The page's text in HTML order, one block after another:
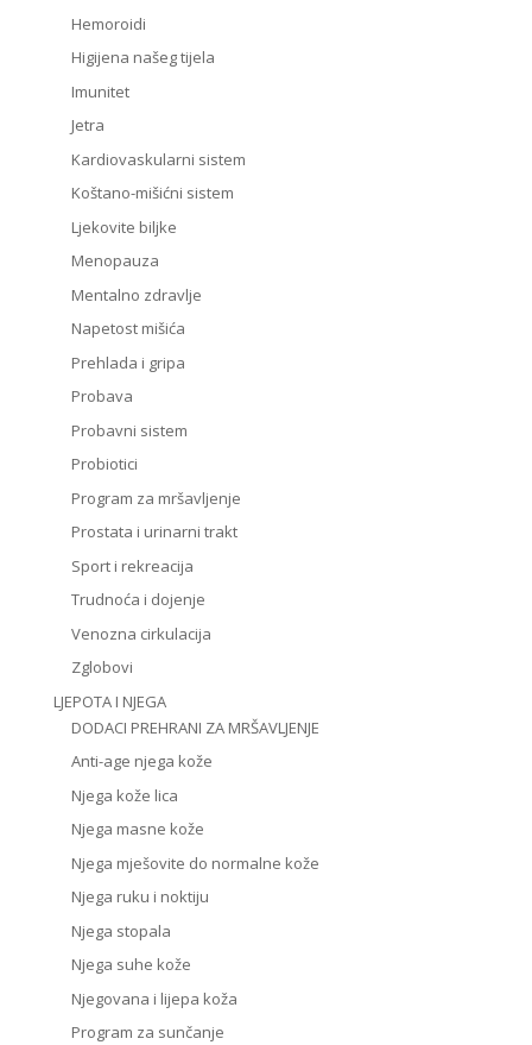
Hemoroidi
Higijena našeg tijela
Imunitet
Jetra
Kardiovaskularni sistem
Koštano-mišićni sistem
Ljekovite biljke
Menopauza
Mentalno zdravlje
Napetost mišića
Prehlada i gripa
Probava
Probavni sistem
Probiotici
Program za mršavljenje
Prostata i urinarni trakt
Sport i rekreacija
Trudnoća i dojenje
Venozna cirkulacija
Zglobovi
LJEPOTA I NJEGA
DODACI PREHRANI ZA MRŠAVLJENJE
Anti-age njega kože
Njega kože lica
Njega masne kože
Njega mješovite do normalne kože
Njega ruku i noktiju
Njega stopala
Njega suhe kože
Njegovana i lijepa koža
Program za sunčanje